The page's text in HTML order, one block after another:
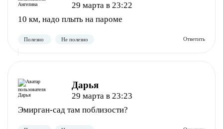
29 марта в 23:22
10 км, надо плыть на пароме
Дарья
29 марта в 23:23
Эмирган-сад там поблизости?